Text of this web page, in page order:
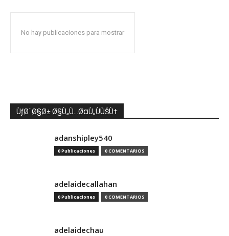
No hay publicaciones para mostrar
ÙƒØ¨Ø§Ø± Ø§Ù„Ù…Ø¤Ù„ÙÙŠÙ†
adanshipley540
0 Publicaciones 0 COMENTARIOS
adelaidecallahan
0 Publicaciones 0 COMENTARIOS
adelaidechau